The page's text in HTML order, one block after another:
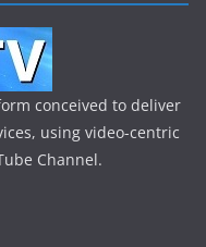
conceived to deliver
using video-centric
Channel.